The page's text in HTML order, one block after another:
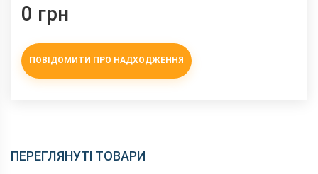
0 грн
ПОВІДОМИТИ ПРО НАДХОДЖЕННЯ
ПЕРЕГЛЯНУТІ ТОВАРИ